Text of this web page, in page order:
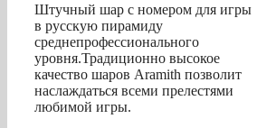
Штучный шар с номером для игры
в русскую пирамиду
среднепрофессионального
уровня.Традиционно высокое
качество шаров Aramith позволит
наслаждаться всеми прелестями
любимой игры.